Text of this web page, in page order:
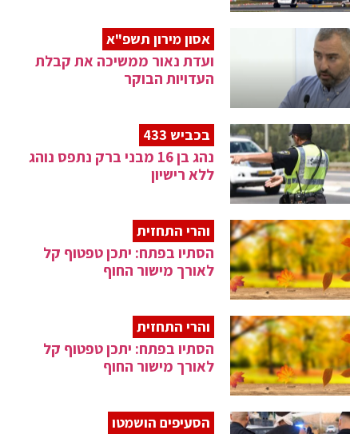
אסון מירון תשפ"א
ועדת נאור ממשיכה את קבלת
העדויות הבוקר
בכביש 433
נהג בן 16 מבני ברק נתפס נוהג
ללא רישיון
והרי התחזית
הסתיו בפתח: יתכן טפטוף קל
לאורך מישור החוף
והרי התחזית
הסתיו בפתח: יתכן טפטוף קל
לאורך מישור החוף
הסעיפים הושמטו